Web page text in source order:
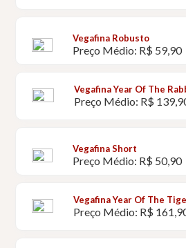
Vegafina Robusto
Preço Médio: R$ 59,90
Vegafina Year Of The
Preço Médio: R$
Vegafina Short
Preço Médio: R$ 50,90
Vegafina Year Of The
Preço Médio: R$